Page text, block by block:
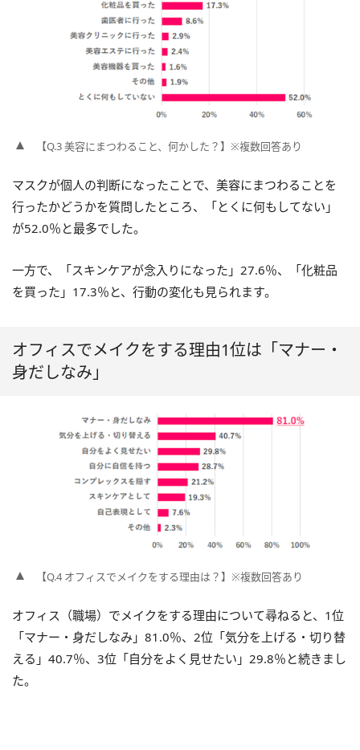
【Q.3 美容にまつわること、何かした？】※複数回答あり
マスクが個人の判断になったことで、美容にまつわることを
行ったかどうかを質問したところ、「とくに何もしてない」
が52.0％と最多でした。
一方で、「スキンケアが念入りになった」27.6％、「化粧品
を買った」17.3％と、行動の変化も見られます。
オフィスでメイクをする理由1位は「マナー・
身だしなみ」
【Q.4 オフィスでメイクをする理由は？】※複数回答あり
オフィス（職場）でメイクをする理由について尋ねると、1位
「マナー・身だしなみ」81.0％、2位「気分を上げる・切り替
える」40.7％、3位「自分をよく見せたい」29.8％と続きまし
た。